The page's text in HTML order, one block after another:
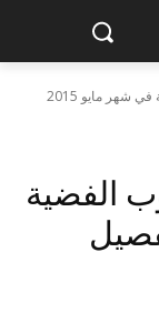
تعرف علي ظاهرة الجيوب الفضية في شهر مايو 2015
الفضية